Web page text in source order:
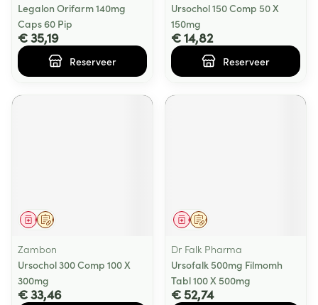
Legalon Orifarm 140mg
Caps 60 Pip
€ 35,19
Reserveer
Ursochol 150 Comp 50 X
150mg
€ 14,82
Reserveer
Op voorschrift
Geneesmiddel
Zambon
Ursochol 300 Comp 100 X
300mg
€ 33,46
Op voorschrift
Geneesmiddel
Dr Falk Pharma
Ursofalk 500mg Filmomh
Tabl 100 X 500mg
€ 52,74